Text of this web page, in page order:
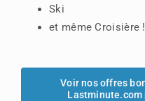
Ski
et même Croisière !
Voir nos offres
Lastminute.com